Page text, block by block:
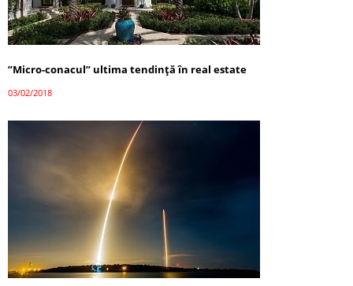
”Micro-conacul” ultima tendință în real estate
03/02/2018